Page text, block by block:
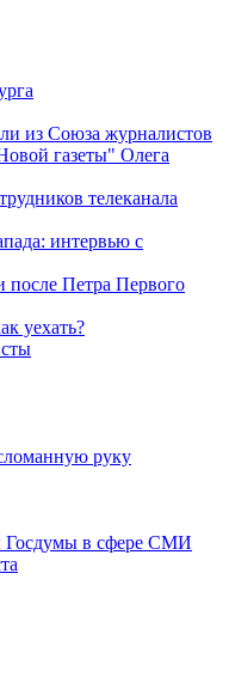
из Союза журналистов
газеты" Олега
телеканала
интервью с
после Петра Первого
уехать?
руку
Госдумы в сфере СМИ